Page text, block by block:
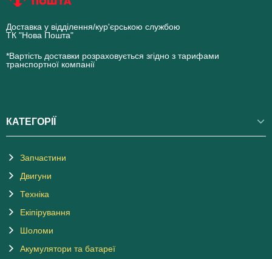
Доставка у відділення/кур'єрською службою
ТК "Нова Пошта"
*Вартість доставки розраховується згідно з тарифами
транспортної компанії
КАТЕГОРІЇ
Запчастини
Двигуни
Техніка
Екіпірування
Шоломи
Акумулятори та батареї